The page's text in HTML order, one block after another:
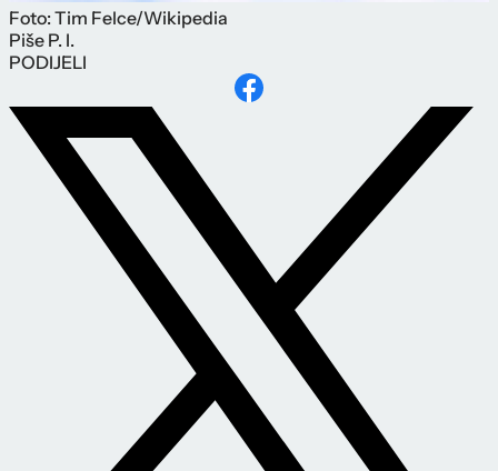
Foto: Tim Felce/Wikipedia
Piše P. I.
PODIJELI